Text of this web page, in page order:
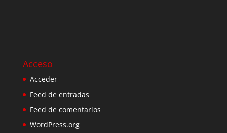
Acceso
Acceder
Feed de entradas
Feed de comentarios
WordPress.org